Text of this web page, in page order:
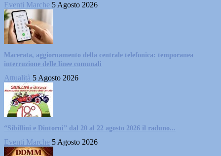
Eventi Marche 5 Agosto 2026
Macerata, aggiornamento della centrale telefonica: temporanea
interruzione delle linee comunali
Attualità 5 Agosto 2026
“Sibillini e Dintorni” dal 20 al 22 agosto 2026 il raduno...
Eventi Marche 5 Agosto 2026